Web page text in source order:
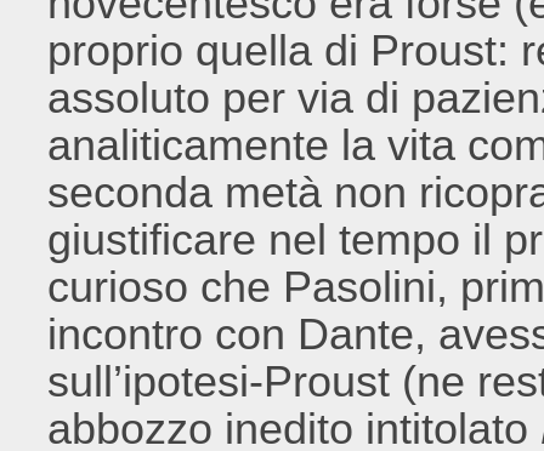
proprio quella di Proust:
assoluto per via di
analiticamente la vita
seconda metà non
giustificare nel tempo il
curioso che Pasolini,
incontro con Dante,
sull’ipotesi-Proust (ne
abbozzo inedito intitolato